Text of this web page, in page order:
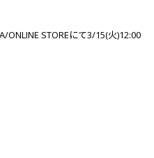
ONLINE STOREにて3/15(火)12:00